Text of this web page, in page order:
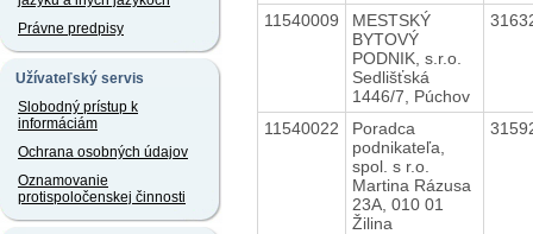
Právne predpisy
Užívateľský servis
Slobodný prístup k
informáciám
Ochrana osobných údajov
Oznamovanie
protispoločenskej činnosti
11540009
MESTSKÝ
BYTOVÝ
PODNIK, s.r.o.
Sedlišťská
1446/7, Púchov
11540022
Poradca
podnikateľa,
spol. s r.o.
Martina Rázusa
23A, 010 01
Žilina